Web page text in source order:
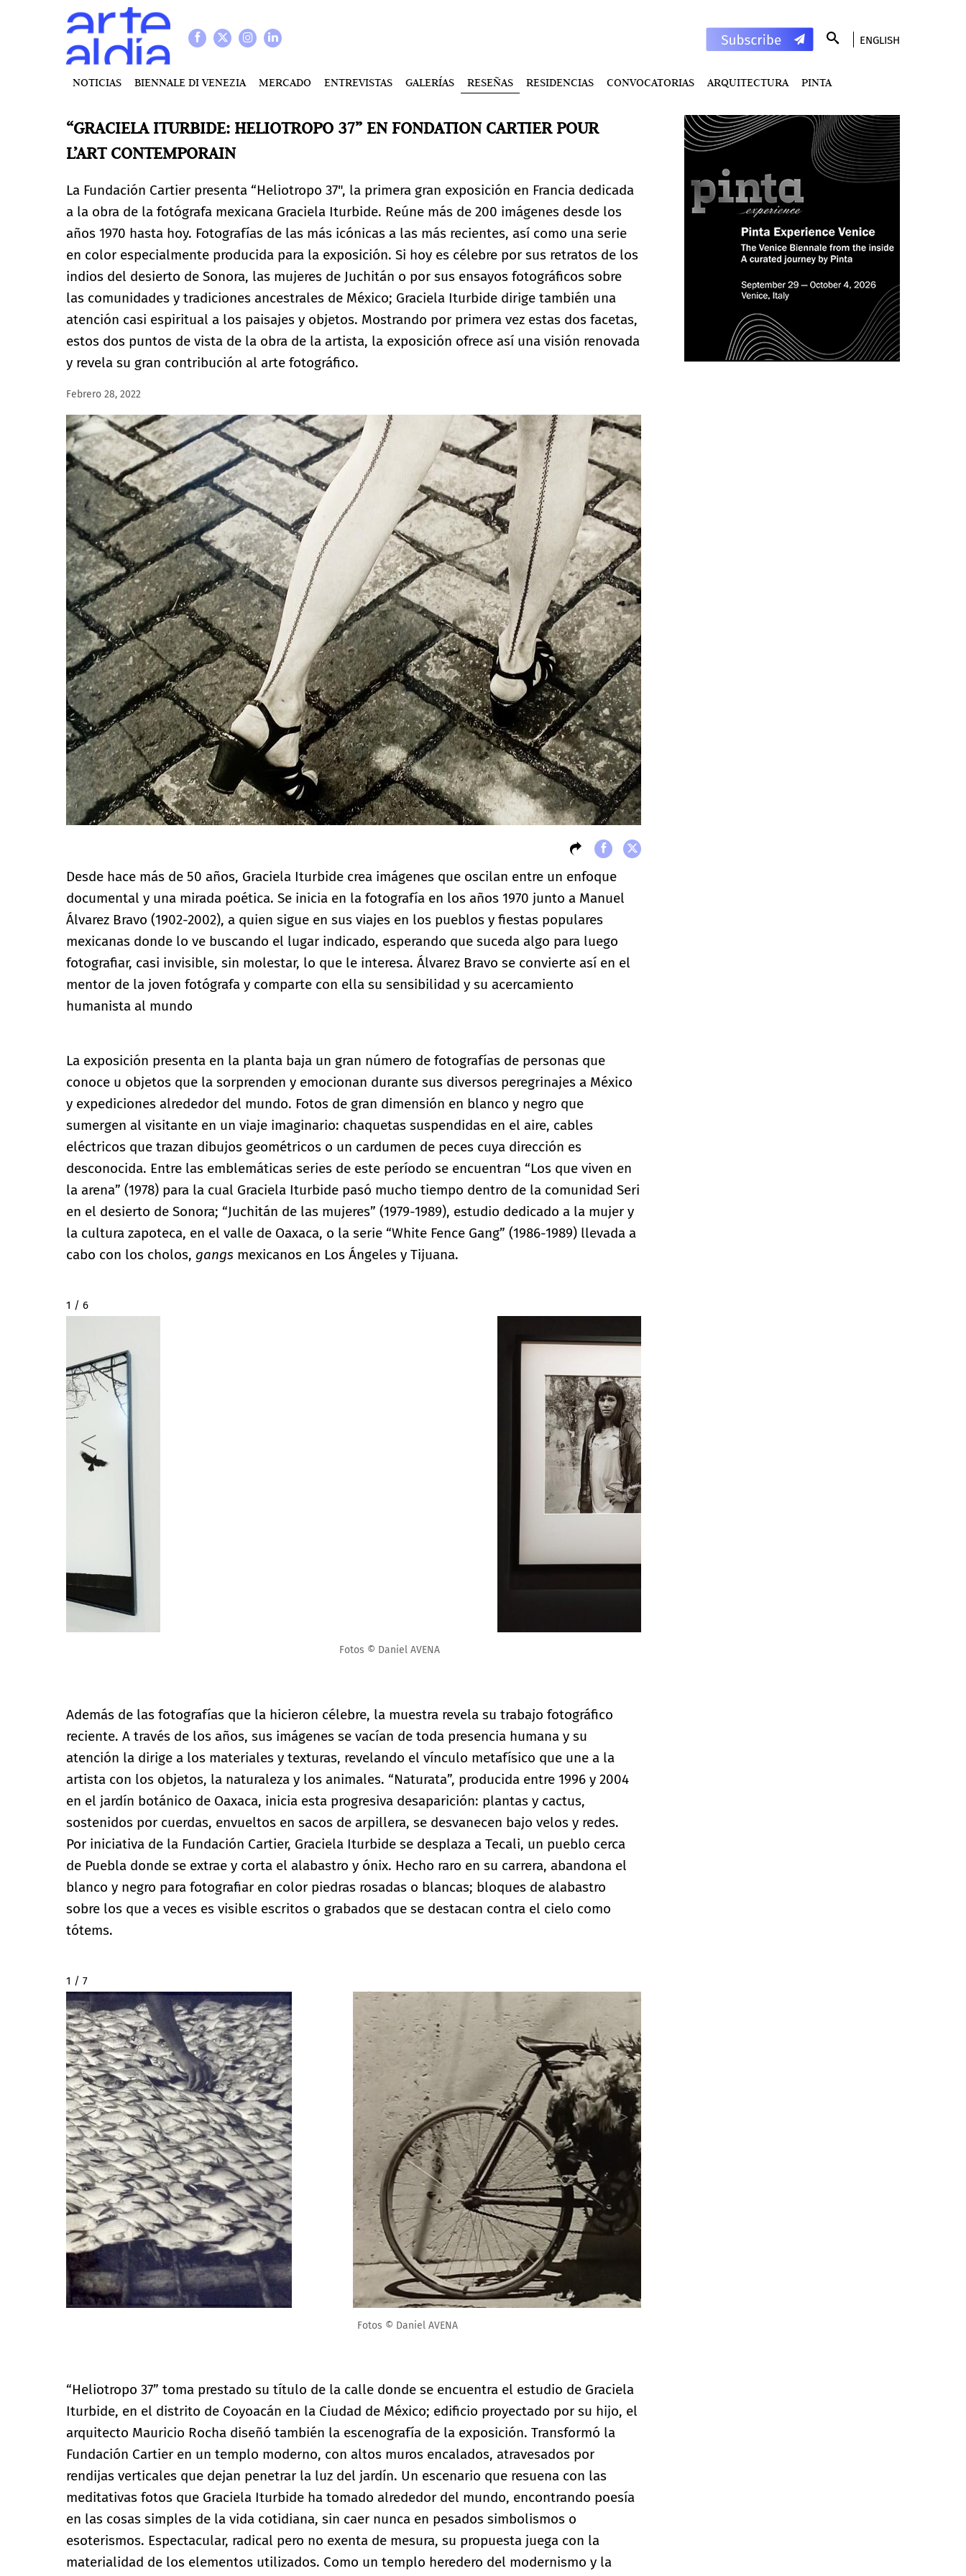
ENGLISH
NOTICIAS BIENNALE DI VENEZIA MERCADO ENTREVISTAS GALERÍAS RESEÑAS RESIDENCIAS CONVOCATORIAS ARQUITECTURA PINTA
“GRACIELA ITURBIDE: HELIOTROPO 37” EN FONDATION CARTIER POUR
L’ART CONTEMPORAIN
La Fundación Cartier presenta “Heliotropo 37", la primera gran exposición en Francia dedicada
a la obra de la fotógrafa mexicana Graciela Iturbide. Reúne más de 200 imágenes desde los
años 1970 hasta hoy. Fotografías de las más icónicas a las más recientes, así como una serie
en color especialmente producida para la exposición. Si hoy es célebre por sus retratos de los
indios del desierto de Sonora, las mujeres de Juchitán o por sus ensayos fotográficos sobre
las comunidades y tradiciones ancestrales de México; Graciela Iturbide dirige también una
atención casi espiritual a los paisajes y objetos. Mostrando por primera vez estas dos facetas,
estos dos puntos de vista de la obra de la artista, la exposición ofrece así una visión renovada
y revela su gran contribución al arte fotográfico.
Febrero 28, 2022
Desde hace más de 50 años, Graciela Iturbide crea imágenes que oscilan entre un enfoque
documental y una mirada poética. Se inicia en la fotografía en los años 1970 junto a Manuel
Álvarez Bravo (1902-2002), a quien sigue en sus viajes en los pueblos y fiestas populares
mexicanas donde lo ve buscando el lugar indicado, esperando que suceda algo para luego
fotografiar, casi invisible, sin molestar, lo que le interesa. Álvarez Bravo se convierte así en el
mentor de la joven fotógrafa y comparte con ella su sensibilidad y su acercamiento
humanista al mundo
La exposición presenta en la planta baja un gran número de fotografías de personas que
conoce u objetos que la sorprenden y emocionan durante sus diversos peregrinajes a México
y expediciones alrededor del mundo. Fotos de gran dimensión en blanco y negro que
sumergen al visitante en un viaje imaginario: chaquetas suspendidas en el aire, cables
eléctricos que trazan dibujos geométricos o un cardumen de peces cuya dirección es
desconocida. Entre las emblemáticas series de este período se encuentran “Los que viven en
la arena” (1978) para la cual Graciela Iturbide pasó mucho tiempo dentro de la comunidad Seri
en el desierto de Sonora; “Juchitán de las mujeres” (1979-1989), estudio dedicado a la mujer y
la cultura zapoteca, en el valle de Oaxaca, o la serie “White Fence Gang” (1986-1989) llevada a
cabo con los cholos, gangs mexicanos en Los Ángeles y Tijuana.
2 / 6
Además de las fotografías que la hicieron célebre, la muestra revela su trabajo fotográfico
reciente. A través de los años, sus imágenes se vacían de toda presencia humana y su
atención la dirige a los materiales y texturas, revelando el vínculo metafísico que une a la
artista con los objetos, la naturaleza y los animales. “Naturata”, producida entre 1996 y 2004
en el jardín botánico de Oaxaca, inicia esta progresiva desaparición: plantas y cactus,
sostenidos por cuerdas, envueltos en sacos de arpillera, se desvanecen bajo velos y redes.
Por iniciativa de la Fundación Cartier, Graciela Iturbide se desplaza a Tecali, un pueblo cerca
de Puebla donde se extrae y corta el alabastro y ónix. Hecho raro en su carrera, abandona el
blanco y negro para fotografiar en color piedras rosadas o blancas; bloques de alabastro
sobre los que a veces es visible escritos o grabados que se destacan contra el cielo como
tótems.
2 / 7
“Heliotropo 37” toma prestado su título de la calle donde se encuentra el estudio de Graciela
Iturbide, en el distrito de Coyoacán en la Ciudad de México; edificio proyectado por su hijo, el
arquitecto Mauricio Rocha diseñó también la escenografía de la exposición. Transformó la
Fundación Cartier en un templo moderno, con altos muros encalados, atravesados por
rendijas verticales que dejan penetrar la luz del jardín. Un escenario que resuena con las
meditativas fotos que Graciela Iturbide ha tomado alrededor del mundo, encontrando poesía
en las cosas simples de la vida cotidiana, sin caer nunca en pesados simbolismos o
esoterismos. Espectacular, radical pero no exenta de mesura, su propuesta juega con la
materialidad de los elementos utilizados. Como un templo heredero del modernismo y la